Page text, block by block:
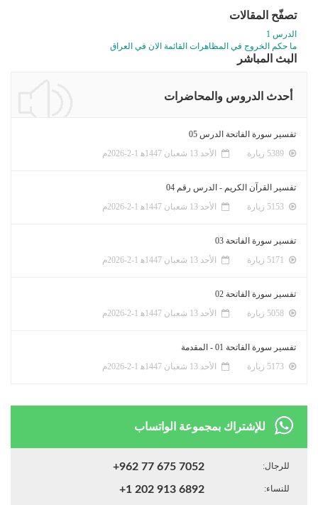
تصفّح المقالات
الدرس 1
ما حكم الخروج في المظاهرات القائمة الان في العراق
البث المباشر
أحدث الدروس والمحاضرات
تفسير سورة الفاتحة الدرس 05
الأحد 13 شعبان 1447ﻫ 1-2-2026م
تفسير القرآن الكريم - الدرس رقم 04
الأحد 13 شعبان 1447ﻫ 1-2-2026م
تفسير سورة الفاتحة 03
الأحد 13 شعبان 1447ﻫ 1-2-2026م
تفسير سورة الفاتحة 02
الأحد 13 شعبان 1447ﻫ 1-2-2026م
تفسير سورة الفاتحة 01 - المقدمة
الأحد 13 شعبان 1447ﻫ 1-2-2026م
للإشتراك بمجموعة الواتساب
للرجال: +962 77 675 7052
للنساء: +1 202 913 6892